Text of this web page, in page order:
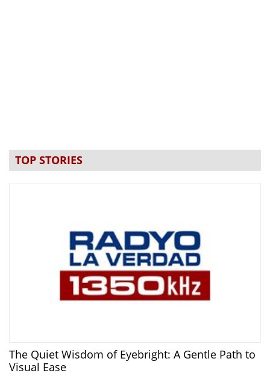
TOP STORIES
The Quiet Wisdom of Eyebright: A Gentle Path to
Visual Ease